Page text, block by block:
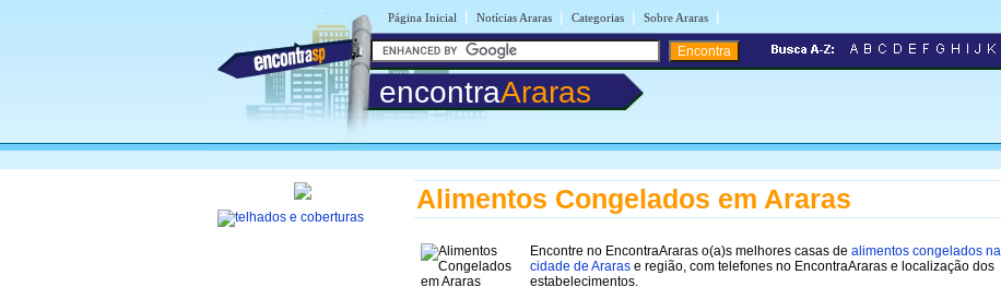
Página Inicial | Notícias Araras | Categorias | Sobre Araras |
encontraAraras
Alimentos Congelados em Araras
Encontre no EncontraAraras o(a)s melhores casas de alimentos congelados na
cidade de Araras e região, com telefones no EncontraAraras e localização dos
estabelecimentos.